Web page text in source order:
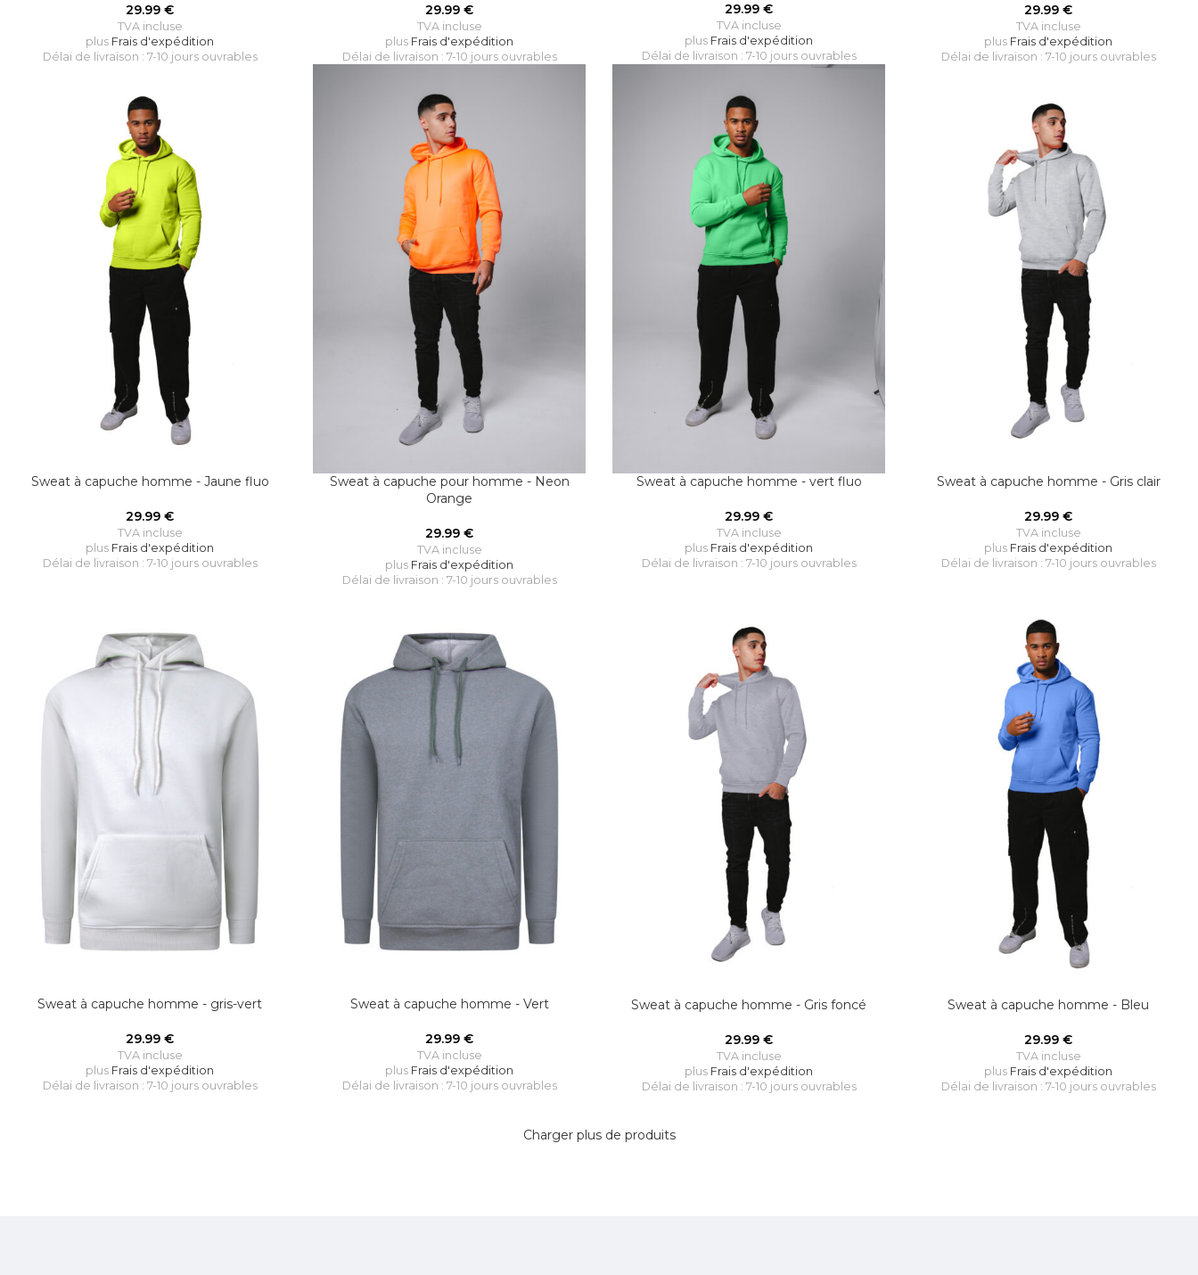
29.99 €
TVA incluse
plus Frais d'expédition
Délai de livraison : 7-10 jours ouvrables
29.99 €
TVA incluse
plus Frais d'expédition
Délai de livraison : 7-10 jours ouvrables
29.99 €
TVA incluse
plus Frais d'expédition
Délai de livraison : 7-10 jours ouvrables
29.99 €
TVA incluse
plus Frais d'expédition
Délai de livraison : 7-10 jours ouvrables
Sweat à capuche homme - Jaune fluo
29.99 €
TVA incluse
plus Frais d'expédition
Délai de livraison : 7-10 jours ouvrables
Sweat à capuche pour homme - Neon
Orange
29.99 €
TVA incluse
plus Frais d'expédition
Délai de livraison : 7-10 jours ouvrables
Sweat à capuche homme - vert fluo
29.99 €
TVA incluse
plus Frais d'expédition
Délai de livraison : 7-10 jours ouvrables
Sweat à capuche homme - Gris clair
29.99 €
TVA incluse
plus Frais d'expédition
Délai de livraison : 7-10 jours ouvrables
Sweat à capuche homme - gris-vert
29.99 €
TVA incluse
plus Frais d'expédition
Délai de livraison : 7-10 jours ouvrables
Sweat à capuche homme - Vert
29.99 €
TVA incluse
plus Frais d'expédition
Délai de livraison : 7-10 jours ouvrables
Sweat à capuche homme - Gris foncé
29.99 €
TVA incluse
plus Frais d'expédition
Délai de livraison : 7-10 jours ouvrables
Sweat à capuche homme - Bleu
29.99 €
TVA incluse
plus Frais d'expédition
Délai de livraison : 7-10 jours ouvrables
Charger plus de produits